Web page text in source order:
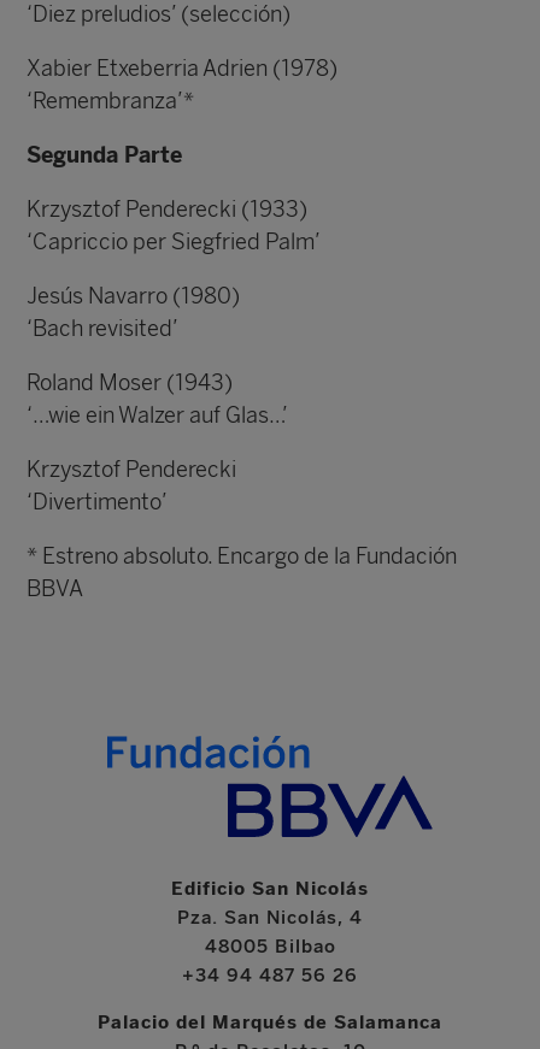
‘Diez preludios’ (selección)
Xabier Etxeberria Adrien (1978)
‘Remembranza’*
Segunda Parte
Krzysztof Penderecki (1933)
‘Capriccio per Siegfried Palm’
Jesús Navarro (1980)
‘Bach revisited’
Roland Moser (1943)
‘…wie ein Walzer auf Glas…’
Krzysztof Penderecki
‘Divertimento’
* Estreno absoluto. Encargo de la Fundación
BBVA
Edificio San Nicolás
Pza. San Nicolás, 4
48005 Bilbao
+34 94 487 56 26
Palacio del Marqués de Salamanca